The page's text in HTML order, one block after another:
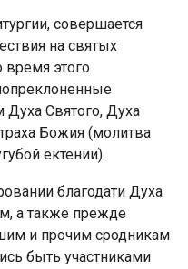
совершается
на святых
время этого
Духа Святого, Духа
Божия (молитва
ектении).
благодати Духа
а также прежде
и прочим сродникам
быть участниками